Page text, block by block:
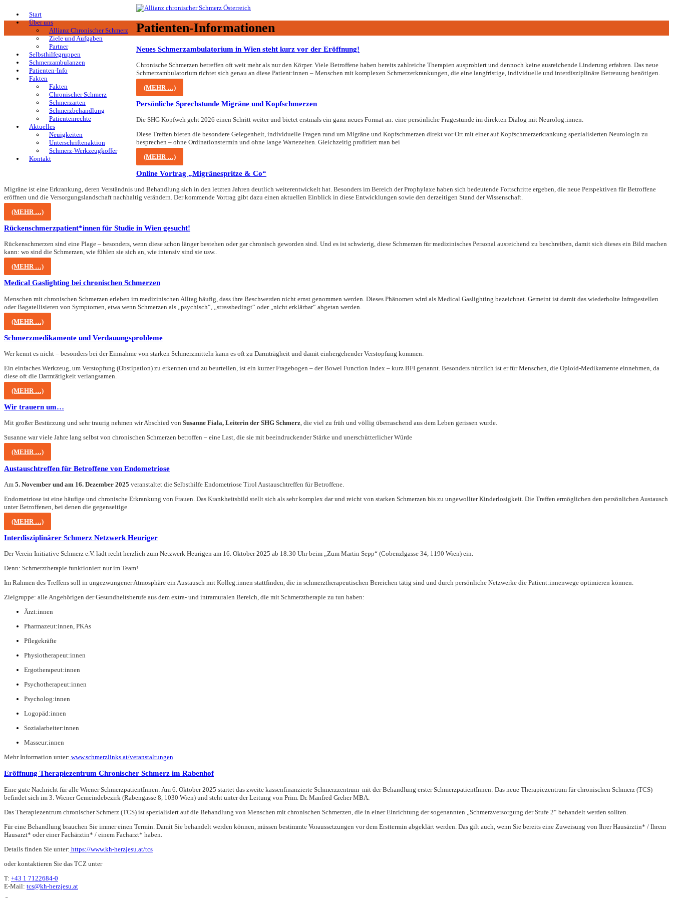
Start
Über uns
Allianz Chronischer Schmerz
Ziele und Aufgaben
Partner
Selbsthilfegruppen
Schmerzambulanzen
Patienten-Info
Fakten
Fakten
Chronischer Schmerz
Schmerzarten
Schmerzbehandlung
Patientenrechte
Aktuelles
Neuigkeiten
Unterschriftenaktion
Schmerz-Werkzeugkoffer
Kontakt
Patienten-Informationen
Neues Schmerzambulatorium in Wien steht kurz vor der Eröffnung!
Chronische Schmerzen betreffen oft weit mehr als nur den Körper. Viele Betroffene haben bereits zahlreiche Therapien ausprobiert und dennoch keine ausreichende Linderung erfahren. Das neue
Schmerzambulatorium richtet sich genau an diese Patient:innen – Menschen mit komplexen Schmerzerkrankungen, die eine langfristige, individuelle und interdisziplinäre Betreuung benötigen.
(MEHR …)
Persönliche Sprechstunde Migräne und Kopfschmerzen
Die SHG Kopfweh geht 2026 einen Schritt weiter und bietet erstmals ein ganz neues Format an: eine persönliche Fragestunde im direkten Dialog mit Neurolog:innen.
Diese Treffen bieten die besondere Gelegenheit, individuelle Fragen rund um Migräne und Kopfschmerzen direkt vor Ort mit einer auf Kopfschmerzerkrankung spezialisierten Neurologin zu
besprechen – ohne Ordinationstermin und ohne lange Wartezeiten. Gleichzeitig profitiert man bei
(MEHR …)
Online Vortrag „Migränespritze & Co“
Migräne ist eine Erkrankung, deren Verständnis und Behandlung sich in den letzten Jahren deutlich weiterentwickelt hat. Besonders im Bereich der Prophylaxe haben sich bedeutende Fortschritte ergeben, die neue Perspektiven für Betroffene
eröffnen und die Versorgungslandschaft nachhaltig verändern. Der kommende Vortrag gibt dazu einen aktuellen Einblick in diese Entwicklungen sowie den derzeitigen Stand der Wissenschaft.
(MEHR …)
Rückenschmerzpatient*innen für Studie in Wien gesucht!
Rückenschmerzen sind eine Plage – besonders, wenn diese schon länger bestehen oder gar chronisch geworden sind. Und es ist schwierig, diese Schmerzen für medizinisches Personal ausreichend zu beschreiben, damit sich dieses ein Bild machen
kann: wo sind die Schmerzen, wie fühlen sie sich an, wie intensiv sind sie usw..
(MEHR …)
Medical Gaslighting bei chronischen Schmerzen
Menschen mit chronischen Schmerzen erleben im medizinischen Alltag häufig, dass ihre Beschwerden nicht ernst genommen werden. Dieses Phänomen wird als Medical Gaslighting bezeichnet. Gemeint ist damit das wiederholte Infragestellen
oder Bagatellisieren von Symptomen, etwa wenn Schmerzen als „psychisch“, „stressbedingt“ oder „nicht erklärbar“ abgetan werden.
(MEHR …)
Schmerzmedikamente und Verdauungsprobleme
Wer kennt es nicht – besonders bei der Einnahme von starken Schmerzmitteln kann es oft zu Darmträgheit und damit einhergehender Verstopfung kommen.
Ein einfaches Werkzeug, um Verstopfung (Obstipation) zu erkennen und zu beurteilen, ist ein kurzer Fragebogen – der Bowel Function Index – kurz BFI genannt. Besonders nützlich ist er für Menschen, die Opioid-Medikamente einnehmen, da
diese oft die Darmtätigkeit verlangsamen.
(MEHR …)
Wir trauern um…
Mit großer Bestürzung und sehr traurig nehmen wir Abschied von Susanne Fiala, Leiterin der SHG Schmerz, die viel zu früh und völlig überraschend aus dem Leben gerissen wurde.
Susanne war viele Jahre lang selbst von chronischen Schmerzen betroffen – eine Last, die sie mit beeindruckender Stärke und unerschütterlicher Würde
(MEHR …)
Austauschtreffen für Betroffene von Endometriose
Am 5. November und am 16. Dezember 2025 veranstaltet die Selbsthilfe Endometriose Tirol Austauschtreffen für Betroffene.
Endometriose ist eine häufige und chronische Erkrankung von Frauen. Das Krankheitsbild stellt sich als sehr komplex dar und reicht von starken Schmerzen bis zu ungewollter Kinderlosigkeit. Die Treffen ermöglichen den persönlichen Austausch
unter Betroffenen, bei denen die gegenseitige
(MEHR …)
Interdisziplinärer Schmerz Netzwerk Heuriger
Der Verein Initiative Schmerz e.V. lädt recht herzlich zum Netzwerk Heurigen am 16. Oktober 2025 ab 18:30 Uhr beim „Zum Martin Sepp“ (Cobenzlgasse 34, 1190 Wien) ein.
Denn: Schmerztherapie funktioniert nur im Team!
Im Rahmen des Treffens soll in ungezwungener Atmosphäre ein Austausch mit Kolleg:innen stattfinden, die in schmerztherapeutischen Bereichen tätig sind und durch persönliche Netzwerke die Patient:innenwege optimieren können.
Zielgruppe: alle Angehörigen der Gesundheitsberufe aus dem extra- und intramuralen Bereich, die mit Schmerztherapie zu tun haben:
Ärzt:innen
Pharmazeut:innen, PKAs
Pflegekräfte
Physiotherapeut:innen
Ergotherapeut:innen
Psychotherapeut:innen
Psycholog:innen
Logopäd:innen
Sozialarbeiter:innen
Masseur:innen
Mehr Information unter: www.schmerzlinks.at/veranstaltungen
Eröffnung Therapiezentrum Chronischer Schmerz im Rabenhof
Eine gute Nachricht für alle Wiener SchmerzpatientInnen: Am 6. Oktober2025 startet das zweite kassenfinanzierte Schmerzzentrum mit der Behandlung erster SchmerzpatientInnen: Das neue Therapiezentrum für chronischen Schmerz (TCS)
befindet sich im 3. Wiener Gemeindebezirk (Rabengasse 8, 1030 Wien) und steht unter der Leitung von Prim. Dr. Manfred Greher MBA
Das Therapiezentrum chronischer Schmerz (TCS) ist spezialisiert auf die Behandlung von Menschen mit chronischen Schmerzen, die in einer Einrichtung der sogenannten „Schmerzversorgung der Stufe 2“ behandelt werden sollten.
Für eine Behandlung brauchen Sie immer einen Termin. Damit Sie behandelt werden können, müssen bestimmte Voraussetzungen vor dem Ersttermin abgeklärt werden. Das gilt auch, wenn Sie bereits eine Zuweisung von Ihrer Hausärztin* / Ihrem
Hausarzt* oder einer Fachärztin* / einem Facharzt* haben.
Details finden Sie unter: https://www.kh-herzjesu.at/tcs
oder kontaktieren Sie das TCZ unter
T: +43 1 7122684-0
E-Mail: tcs@kh-herzjesu.at